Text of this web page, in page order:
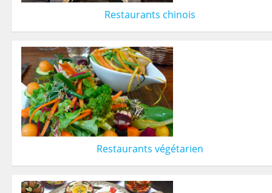
Restaurants chinois
Restaurants végétarien